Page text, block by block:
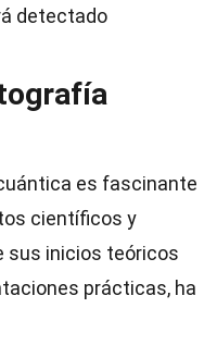
detectado
es fascinante
científicos y
sus inicios teóricos
prácticas, ha